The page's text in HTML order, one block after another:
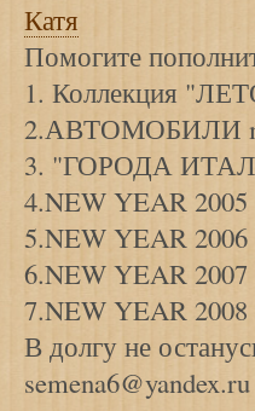
Катя
Помогите
1. Коллекция
2.АВТОМОБИЛИ
3. "ГОРОДА
4.NEW YEAR 2005
5.NEW YEAR 2006
6.NEW YEAR 2007
7.NEW YEAR 2008
В долгу не
semena6@yandex.ru